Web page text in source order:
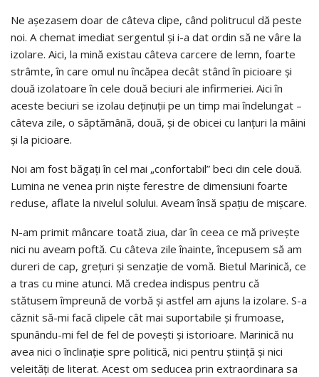
Ne așezasem doar de câteva clipe, când politrucul dă peste
noi. A chemat imediat sergentul și i-a dat ordin să ne vâre la
izolare. Aici, la mină existau câteva carcere de lemn, foarte
strâmte, în care omul nu încăpea decât stând în picioare și
două izolatoare în cele două beciuri ale infirmeriei. Aici în
aceste beciuri se izolau deținuții pe un timp mai îndelungat –
câteva zile, o săptămână, două, și de obicei cu lanțuri la mâini
și la picioare.
Noi am fost băgați în cel mai „confortabil” beci din cele două.
Lumina ne venea prin niște ferestre de dimensiuni foarte
reduse, aflate la nivelul solului. Aveam însă spațiu de mișcare.
N-am primit mâncare toată ziua, dar în ceea ce mă privește
nici nu aveam poftă. Cu câteva zile înainte, începusem să am
dureri de cap, grețuri și senzație de vomă. Bietul Marinică, ce
a tras cu mine atunci. Mă credea indispus pentru că
stătusem împreună de vorbă și astfel am ajuns la izolare. S-a
căznit să-mi facă clipele cât mai suportabile și frumoase,
spunându-mi fel de fel de povești și istorioare. Marinică nu
avea nici o înclinație spre politică, nici pentru știință și nici
veleități de literat. Acest om seducea prin extraordinara sa